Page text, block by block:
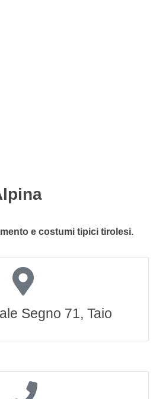
e costumi tipici tirolesi.
Segno 71, Taio